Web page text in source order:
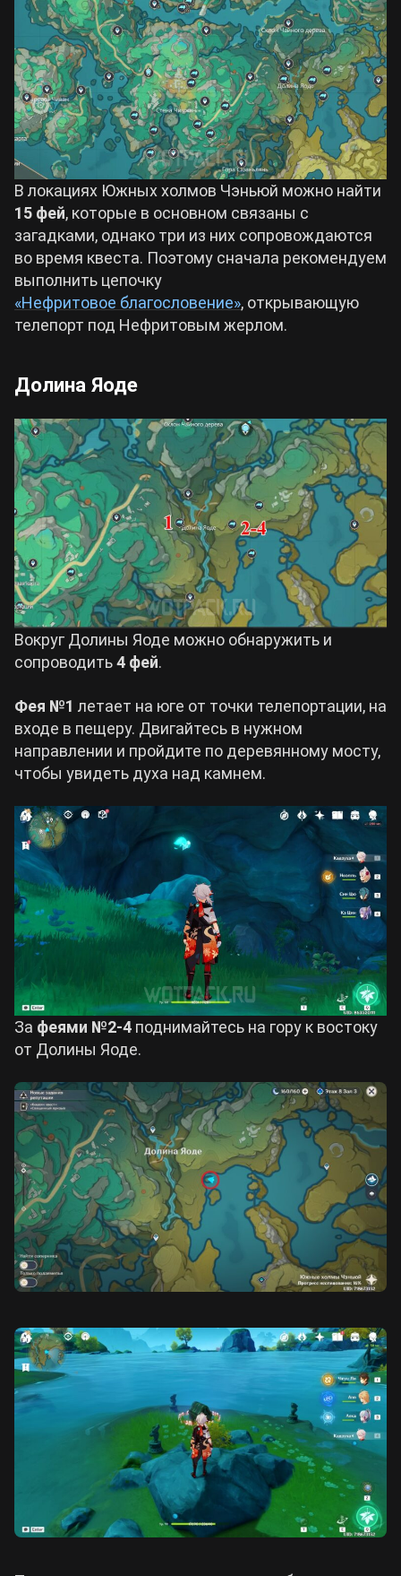
В локациях Южных холмов Чэньюй можно найти
15 фей, которые в основном связаны с
загадками, однако три из них сопровождаются
во время квеста. Поэтому сначала рекомендуем
выполнить цепочку
«Нефритовое благословение», открывающую
телепорт под Нефритовым жерлом.
Долина Яоде
Вокруг Долины Яоде можно обнаружить и
сопроводить4 фей.
Фея №1 летает на юге от точки телепортации, на
входе в пещеру. Двигайтесь в нужном
направлении и пройдите по деревянному мосту,
чтобы увидеть духа над камнем.
За феями №2-4 поднимайтесь на гору к востоку
от Долины Яоде.